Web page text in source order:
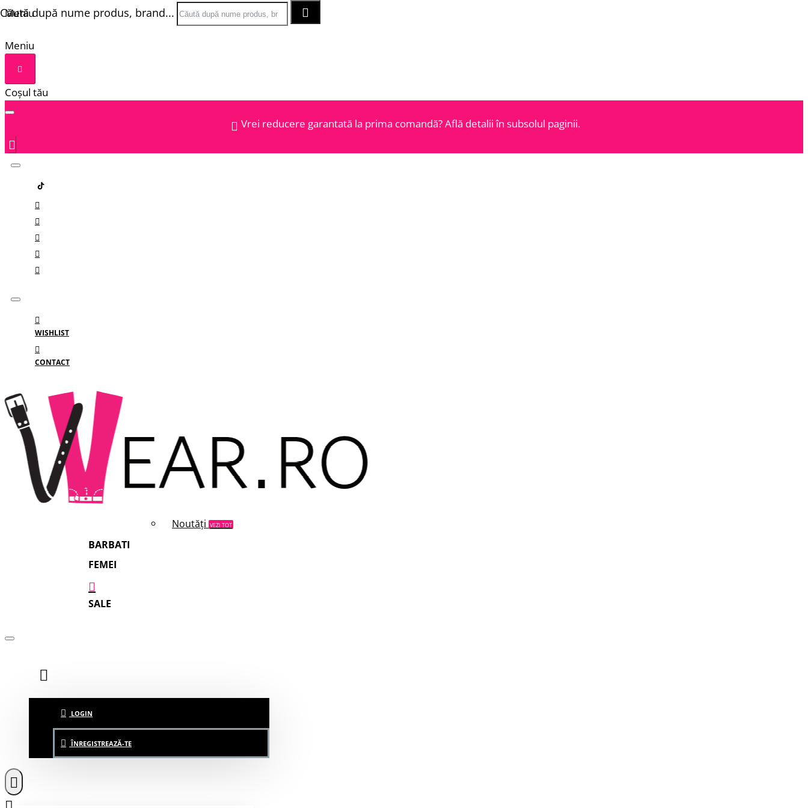
Meniu
Meniu
Coșul tău
Vrei reducere garantată la prima comandă? Află detalii în subsolul paginii.
WISHLIST
CONTACT
Meniu
MENIU
Categorii
Branduri
Noutăți VEZI TOT
BARBATI
FEMEI
SALE
LOGIN
ÎNREGISTREAZĂ-TE
Căută după nume produs, brand...